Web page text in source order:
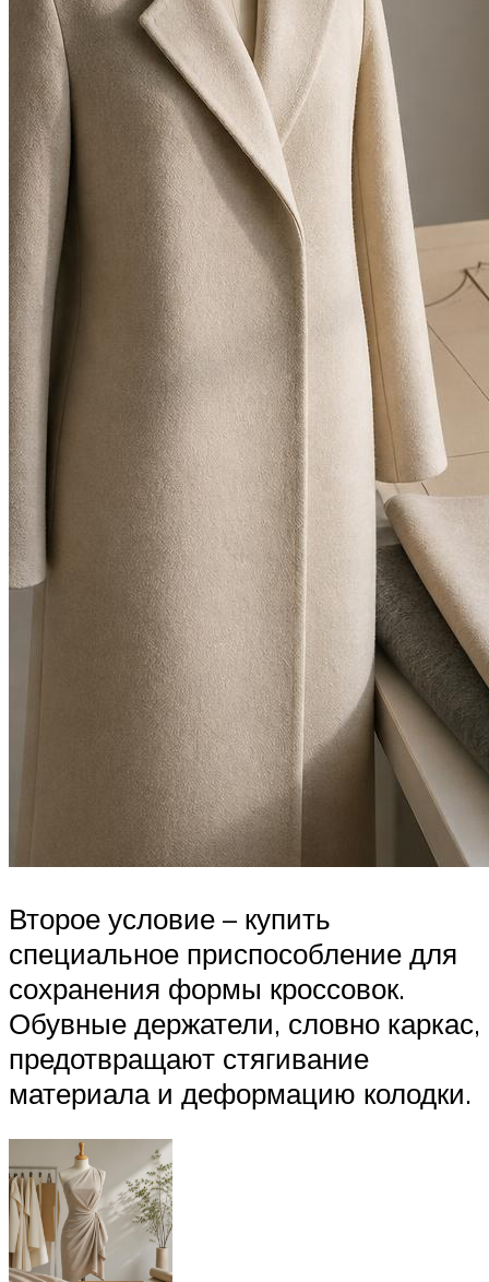
Второе условие – купить
специальное приспособление для
сохранения формы кроссовок.
Обувные держатели, словно каркас,
предотвращают стягивание
материала и деформацию колодки.